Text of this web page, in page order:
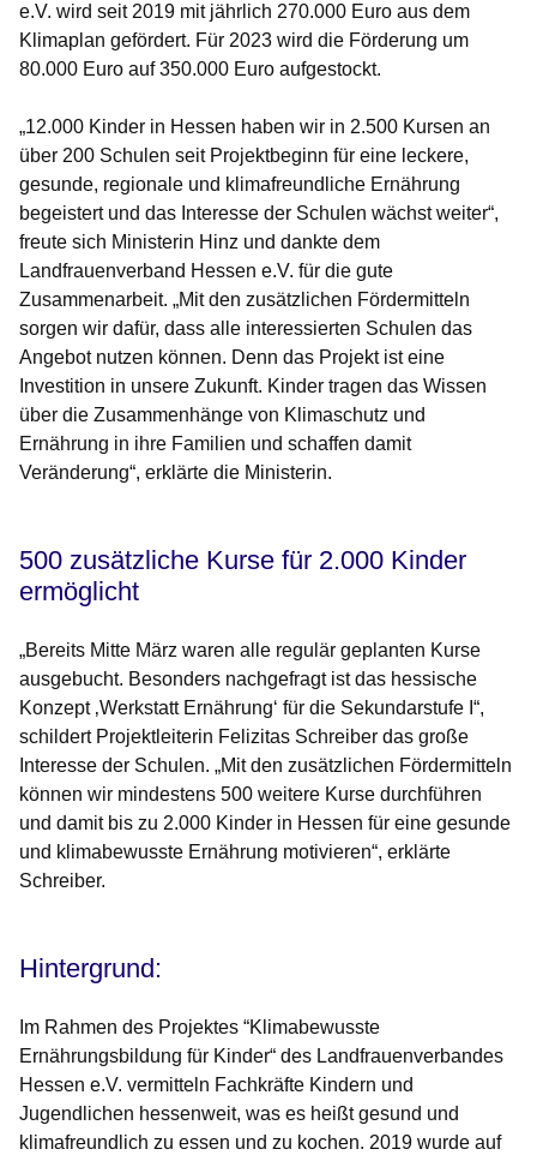
e.V. wird seit 2019 mit jährlich 270.000 Euro aus dem
Klimaplan gefördert. Für 2023 wird die Förderung um
80.000 Euro auf 350.000 Euro aufgestockt.
„12.000 Kinder in Hessen haben wir in 2.500 Kursen an
über 200 Schulen seit Projektbeginn für eine leckere,
gesunde, regionale und klimafreundliche Ernährung
begeistert und das Interesse der Schulen wächst weiter“,
freute sich Ministerin Hinz und dankte dem
Landfrauenverband Hessen e.V. für die gute
Zusammenarbeit. „Mit den zusätzlichen Fördermitteln
sorgen wir dafür, dass alle interessierten Schulen das
Angebot nutzen können. Denn das Projekt ist eine
Investition in unsere Zukunft. Kinder tragen das Wissen
über die Zusammenhänge von Klimaschutz und
Ernährung in ihre Familien und schaffen damit
Veränderung“, erklärte die Ministerin.
500 zusätzliche Kurse für 2.000 Kinder
ermöglicht
„Bereits Mitte März waren alle regulär geplanten Kurse
ausgebucht. Besonders nachgefragt ist das hessische
Konzept ‚Werkstatt Ernährung‘ für die Sekundarstufe I“,
schildert Projektleiterin Felizitas Schreiber das große
Interesse der Schulen. „Mit den zusätzlichen Fördermitteln
können wir mindestens 500 weitere Kurse durchführen
und damit bis zu 2.000 Kinder in Hessen für eine gesunde
und klimabewusste Ernährung motivieren“, erklärte
Schreiber.
Hintergrund:
Im Rahmen des Projektes “Klimabewusste
Ernährungsbildung für Kinder“ des Landfrauenverbandes
Hessen e.V. vermitteln Fachkräfte Kindern und
Jugendlichen hessenweit, was es heißt gesund und
klimafreundlich zu essen und zu kochen. 2019 wurde auf